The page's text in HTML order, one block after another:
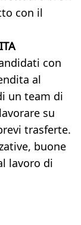
con il
con
al
un team di
su
trasferte.
buone
lavoro di